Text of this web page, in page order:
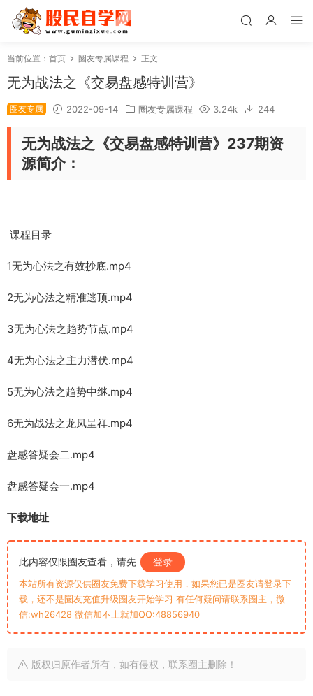
当前位置： 首页 圈友专属课程 正文
无为战法之《交易盘感特训营》
圈友专属 2022-09-14 圈友专属课程 3.24k 244
无为战法之《交易盘感特训营》237期资
源简介：
课程目录
1无为心法之有效抄底.mp4
2无为心法之精准逃顶.mp4
3无为心法之趋势节点.mp4
4无为心法之主力潜伏.mp4
5无为心法之趋势中继.mp4
6无为战法之龙凤呈祥.mp4
盘感答疑会二.mp4
盘感答疑会一.mp4
下载地址
此内容仅限圈友查看，请先 登录
本站所有资源仅供圈友免费下载学习使用，如果您已是圈友请登录下
载，还不是圈友充值升级圈友开始学习 有任何疑问请联系圈主，微
信:wh26428 微信加不上就加QQ:48856940
版权归原作者所有，如有侵权，联系圈主删除！